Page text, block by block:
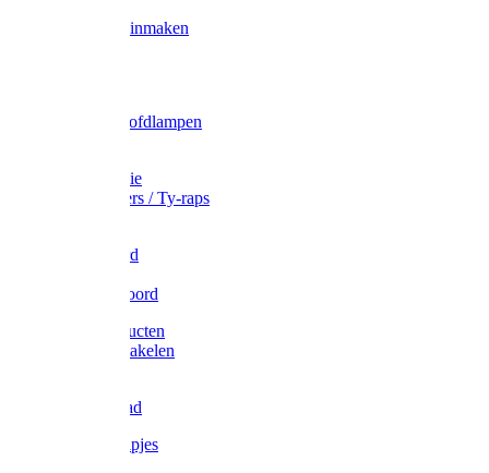
Wecken & inmaken
Zak- & Hoofdlampen
Tape en folie
Kabelbinders / Ty-raps
Metselkoord
Elastisch koord
Afdekproducten
Heffen en takelen
Waslijndraad
Simplexknipjes